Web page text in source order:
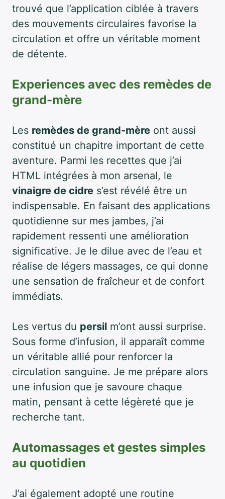
trouvé que l’application ciblée à travers
des mouvements circulaires favorise la
circulation et offre un véritable moment
de détente.
Experiences avec des remèdes de
grand-mère
Les remèdes de grand-mère ont aussi
constitué un chapitre important de cette
aventure. Parmi les recettes que j’ai
HTML intégrées à mon arsenal, le
vinaigre de cidre s’est révélé être un
indispensable. En faisant des applications
quotidienne sur mes jambes, j’ai
rapidement ressenti une amélioration
significative. Je le dilue avec de l’eau et
réalise de légers massages, ce qui donne
une sensation de fraîcheur et de confort
immédiats.
Les vertus du persil m’ont aussi surprise.
Sous forme d’infusion, il apparaît comme
un véritable allié pour renforcer la
circulation sanguine. Je me prépare alors
une infusion que je savoure chaque
matin, pensant à cette légèreté que je
recherche tant.
Automassages et gestes simples
au quotidien
J’ai également adopté une routine